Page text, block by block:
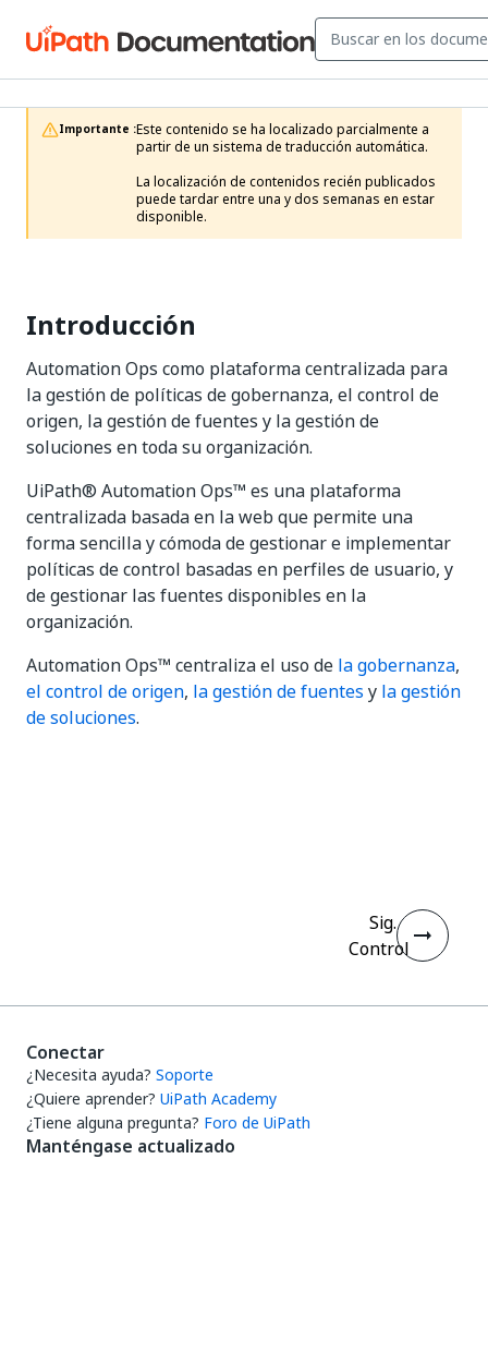
Importante :Este contenido se ha localizado parcialmente a
partir de un sistema de traducción automática.
La localización de contenidos recién publicados
puede tardar entre una y dos semanas en estar
disponible.
Introducción
Automation Ops como plataforma centralizada para
la gestión de políticas de gobernanza, el control de
origen, la gestión de fuentes y la gestión de
soluciones en toda su organización.
UiPath® Automation Ops™ es una plataforma
centralizada basada en la web que permite una
forma sencilla y cómoda de gestionar e implementar
políticas de control basadas en perfiles de usuario, y
de gestionar las fuentes disponibles en la
organización.
Automation Ops™ centraliza el uso de la gobernanza,
el control de origen, la gestión de fuentes y la gestión
de soluciones.
Sig.
Control
Conectar
¿Necesita ayuda? Soporte
¿Quiere aprender? UiPath Academy
¿Tiene alguna pregunta? Foro de UiPath
Manténgase actualizado